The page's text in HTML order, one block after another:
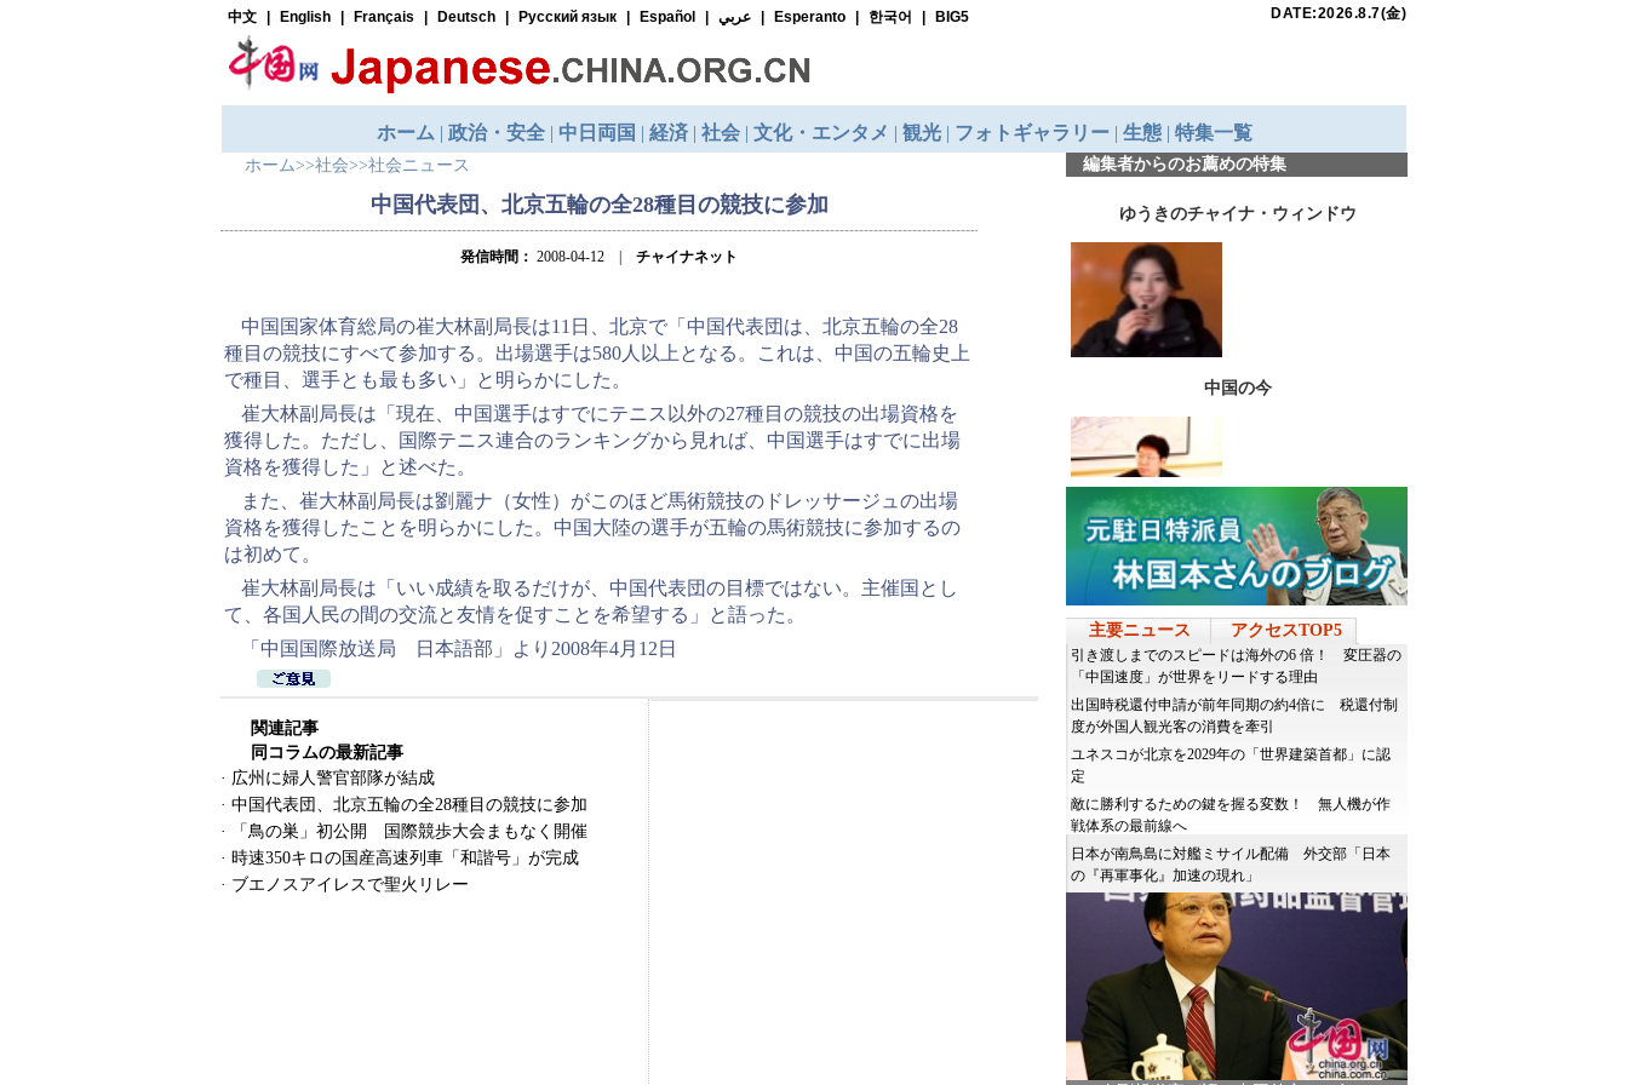
ホーム>>社会>>社会ニュース
中国代表団、北京五輪の全28種目の競技に参加
発信時間： 2008-04-12 | チャイナネット
中国国家体育総局の崔大林副局長は11日、北京で「中国代表団は、北京五輪の全28
種目の競技にすべて参加する。出場選手は580人以上となる。これは、中国の五輪史上
で種目、選手とも最も多い」と明らかにした。
崔大林副局長は「現在、中国選手はすでにテニス以外の27種目の競技の出場資格を
獲得した。ただし、国際テニス連合のランキングから見れば、中国選手はすでに出場
資格を獲得した」と述べた。
また、崔大林副局長は劉麗ナ（女性）がこのほど馬術競技のドレッサージュの出場
資格を獲得したことを明らかにした。中国大陸の選手が五輪の馬術競技に参加するの
は初めて。
崔大林副局長は「いい成績を取るだけが、中国代表団の目標ではない。主催国とし
て、各国人民の間の交流と友情を促すことを希望する」と語った。
「中国国際放送局 日本語部」より2008年4月12日
関連記事
同コラムの最新記事
· 広州に婦人警官部隊が結成
· 中国代表団、北京五輪の全28種目の競技に参加
·
「鳥の巣」初公開 国際競歩大会まもなく開催
· 時速350キロの国産高速列車「和諧号」が完成
· ブエノスアイレスで聖火リレー